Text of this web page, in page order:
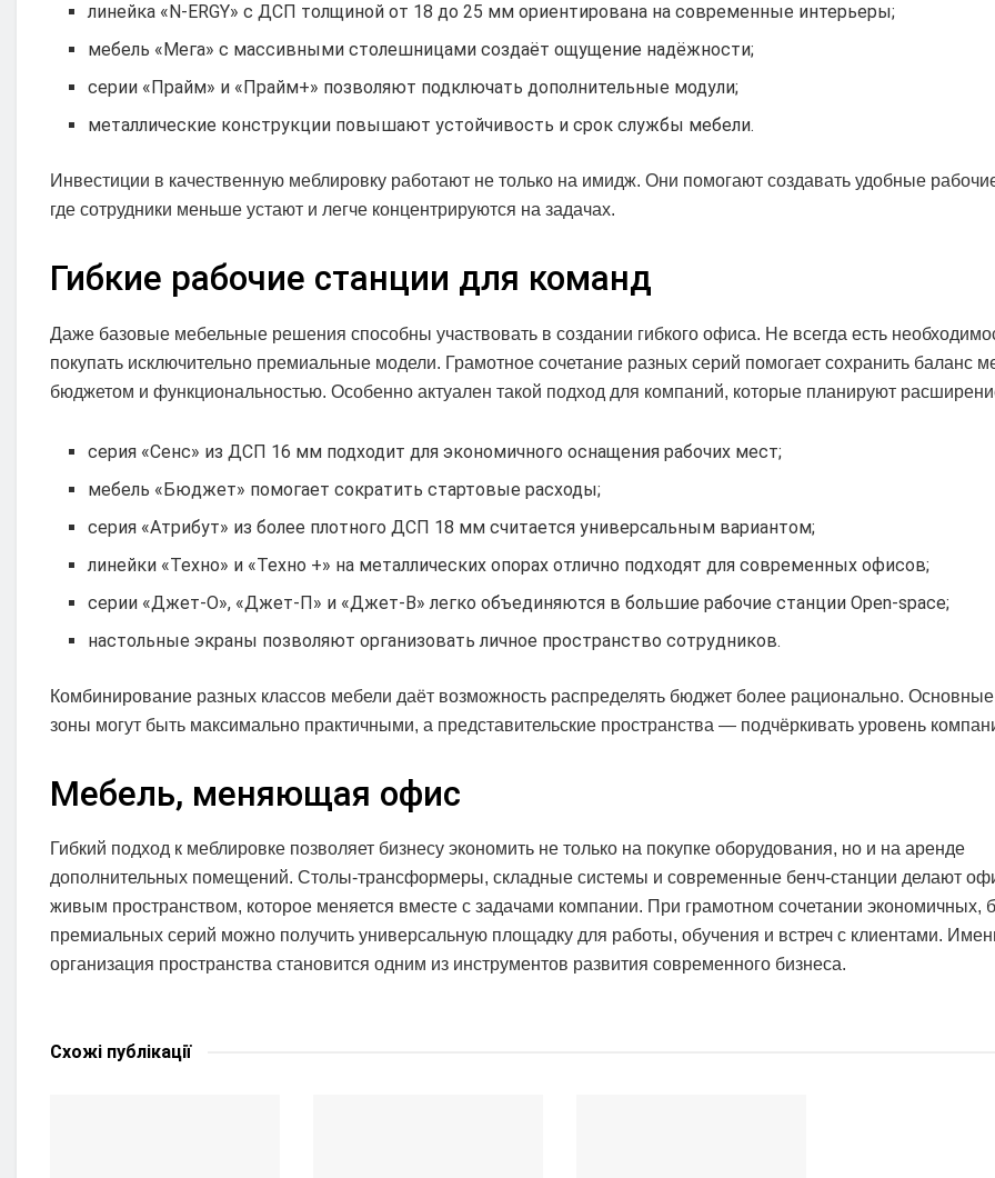
линейка «N-ERGY» с ДСП толщиной от 18 до 25 мм ориентирована на современные интерьеры;
мебель «Мега» с массивными столешницами создаёт ощущение надёжности;
серии «Прайм» и «Прайм+» позволяют подключать дополнительные модули;
металлические конструкции повышают устойчивость и срок службы мебели.
Инвестиции в качественную меблировку работают не только на имидж. Они помогают создавать удобные
где сотрудники меньше устают и легче концентрируются на задачах.
Гибкие рабочие станции для команд
Даже базовые мебельные решения способны участвовать в создании гибкого офиса. Не всегда есть
покупать исключительно премиальные модели. Грамотное сочетание разных серий помогает сохранить баланс
бюджетом и функциональностью. Особенно актуален такой подход для компаний, которые планируют
серия «Сенс» из ДСП 16 мм подходит для экономичного оснащения рабочих мест;
мебель «Бюджет» помогает сократить стартовые расходы;
серия «Атрибут» из более плотного ДСП 18 мм считается универсальным вариантом;
линейки «Техно» и «Техно +» на металлических опорах отлично подходят для современных офисов;
серии «Джет-О», «Джет-П» и «Джет-В» легко объединяются в большие рабочие станции Open-space;
настольные экраны позволяют организовать личное пространство сотрудников.
Комбинирование разных классов мебели даёт возможность распределять бюджет более рационально.
зоны могут быть максимально практичными, а представительские пространства — подчёркивать уровень
Мебель, меняющая офис
Гибкий подход к меблировке позволяет бизнесу экономить не только на покупке оборудования, но и на аренде
дополнительных помещений. Столы-трансформеры, складные системы и современные бенч-станции делают
живым пространством, которое меняется вместе с задачами компании. При грамотном сочетании экономичных,
премиальных серий можно получить универсальную площадку для работы, обучения и встреч с клиентами.
организация пространства становится одним из инструментов развития современного бизнеса.
Схожі публікації